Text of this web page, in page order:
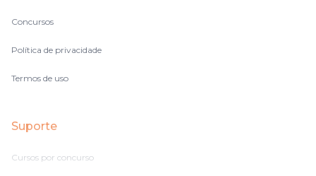
Concursos
Política de privacidade
Termos de uso
Suporte
Cursos por concurso